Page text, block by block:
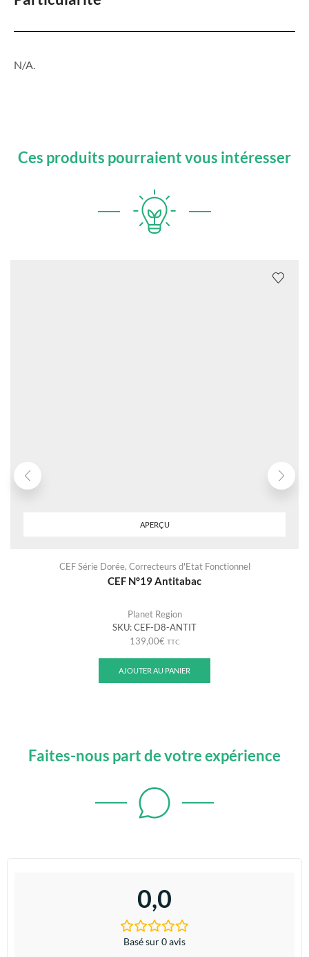
N/A.
Ces produits pourraient vous intéresser
APERÇU
CEF Série Dorée, Correcteurs d'Etat Fonctionnel
CEF N°19 Antitabac
Planet Region
SKU:CEF-D8-ANTIT
139,00€ TTC
AJOUTER AU PANIER
Faites-nous part de votre expérience
0,0
Basé sur 0 avis